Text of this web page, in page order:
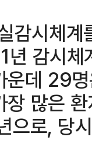
감시체
감시체
운데 29
많은
으로, 당